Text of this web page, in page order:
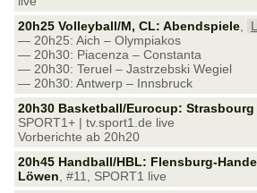
20h25 Volleyball/M, CL: Abendspiele
— 20h25: Aich – Olympiakos
— 20h30: Piacenza – Constanta
— 20h30: Teruel – Jastrzebski Wegiel
— 20h30: Antwerp – Innsbruck
20h30 Basketball/Eurocup: Strasbourg
SPORT1+ | tv.sport1.de live
Vorberichte ab 20h20
20h45 Handball/HBL: Flensburg-
Löwen , #11, SPORT1 live